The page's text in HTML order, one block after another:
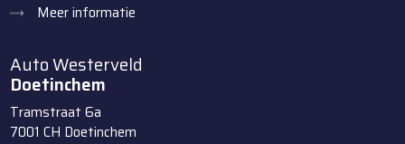
Meer informatie
Auto Westerveld
Doetinchem
Tramstraat 6a
7001 CH Doetinchem